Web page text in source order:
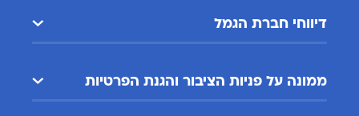
דיווחי חברת הגמל
ממונה על פניות הציבור והגנת הפרטיות